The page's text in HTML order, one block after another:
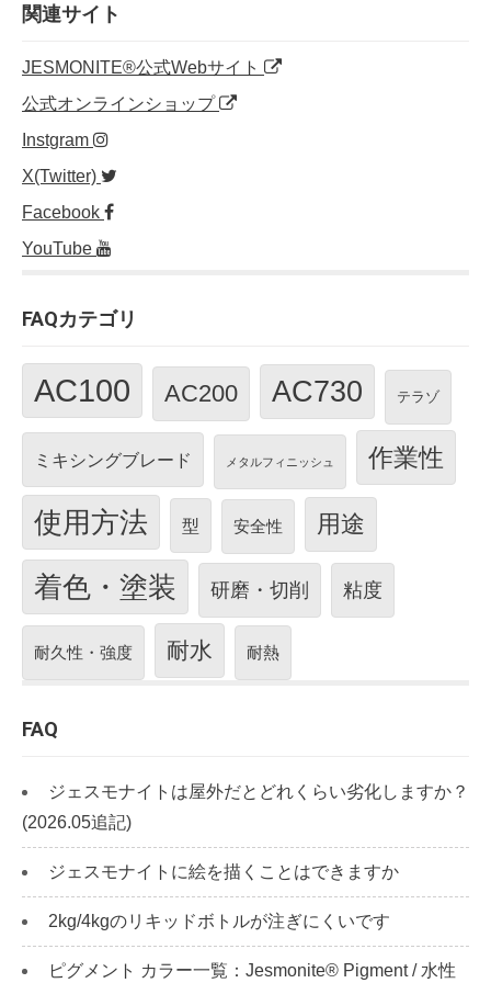
o
o
k
関連サイト
JESMONITE®公式Webサイト
公式オンラインショップ
Instgram
X(Twitter)
Facebook
YouTube
FAQカテゴリ
AC100 AC200 AC730 テラゾ
ミキシングブレード メタルフィニッシュ 作業性
使用方法 型 安全性 用途
着色・塗装 研磨・切削 粘度
耐久性・強度 耐水 耐熱
FAQ
ジェスモナイトは屋外だとどれくらい劣化しますか？
(2026.05追記)
ジェスモナイトに絵を描くことはできますか
2kg/4kgのリキッドボトルが注ぎにくいです
ピグメント カラー一覧：Jesmonite® Pigment / 水性